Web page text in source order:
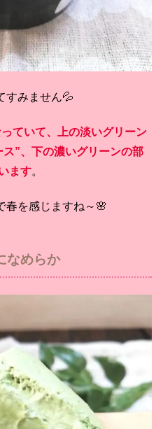
すみません💦
ていて、上の淡いグリーン
”、下の濃いグリーンの部
ます。
春を感じますね～🌸
なめらか